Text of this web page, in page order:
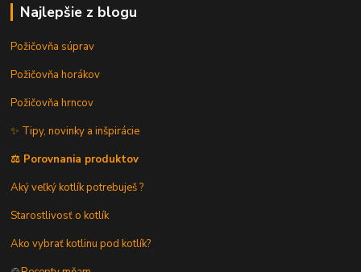
Najlepšie z blogu
Požičovňa súprav
Požičovňa horákov
Požičovňa hrncov
✨ Tipy, novinky a inšpirácie
⚖️ Porovnania produktov
Aký veľký kotlík potrebuješ ?
Starostlivosť o kotlík
Ako vybrať kotlinu pod kotlík?